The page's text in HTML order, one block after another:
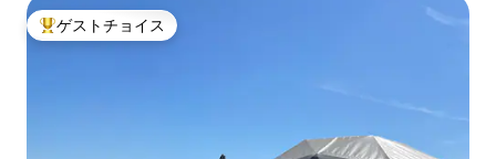
大好評のゲストチョイスです。
ゲストチョイス